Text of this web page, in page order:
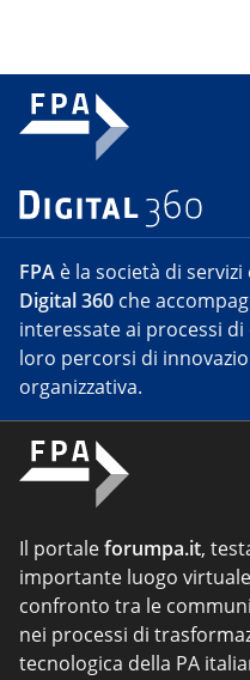
FPA è la società di
Digital 360 che
interessate ai processi
loro percorsi di
organizzativa.
Il portaleforumpa.it,
importante luogo
confronto tra le
nei processi di
tecnologica della PA